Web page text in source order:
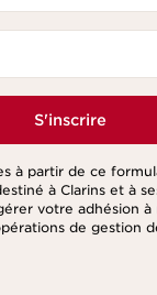
S'inscrire
à partir de ce
à Clarins et à
votre adhésion
de gestion
des offres